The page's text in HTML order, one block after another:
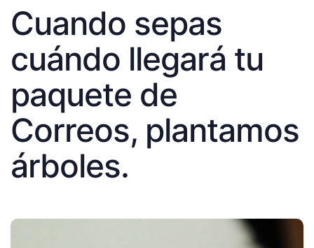
Cuando sepas
cuándo llegará tu
paquete de
Correos, plantamos
árboles.